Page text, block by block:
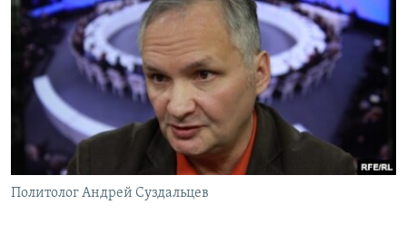
Политолог Андрей Суздальцев